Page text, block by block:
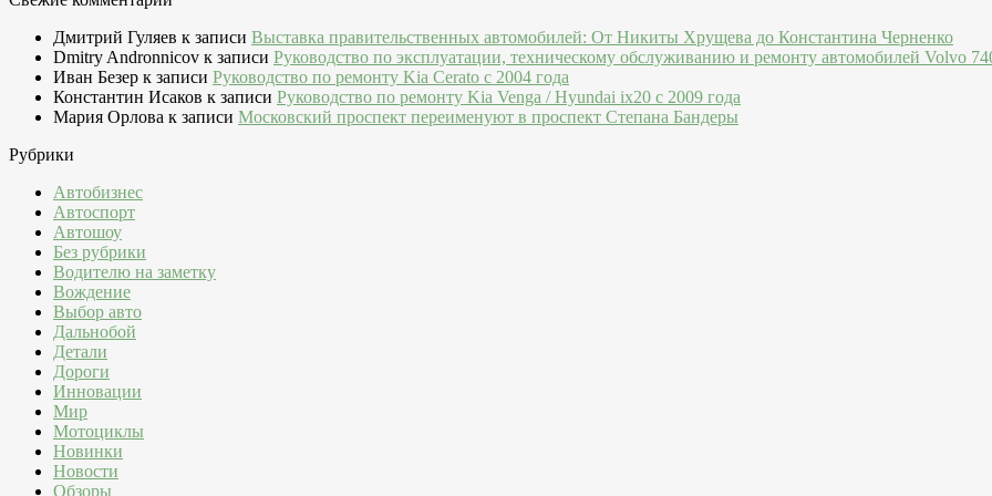
Дмитрий Гуляев к записи Выставка правительственных автомобилей: От Никиты Хрущева до Константина Черненко
Dmitry Andronnicov к записи Руководство по эксплуатации, техническому обслуживанию и ремонту автомобилей Volvo
Иван Безер к записи Руководство по ремонту Kia Cerato c 2004 года
Константин Исаков к записи Руководство по ремонту Kia Venga / Hyundai ix20 c 2009 года
Мария Орлова к записи Московский проспект переименуют в проспект Степана Бандеры
Рубрики
Автобизнес
Автоспорт
Автошоу
Без рубрики
Водителю на заметку
Вождение
Выбор авто
Дальнобой
Детали
Дороги
Инновации
Мир
Мотоциклы
Новинки
Новости
Обзоры